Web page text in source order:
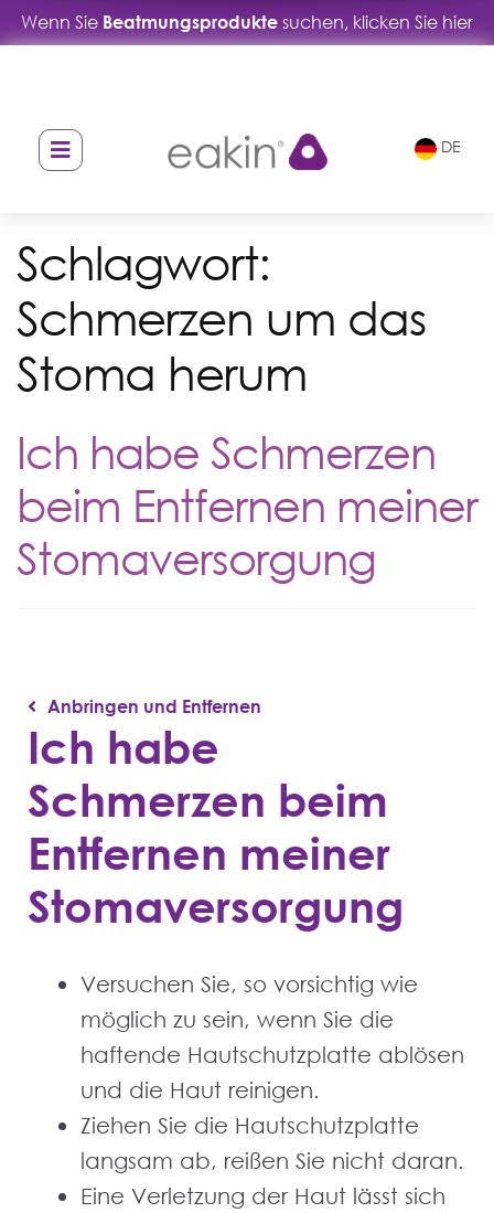
Wenn Sie Beatmungsprodukte suchen, klicken Sie hier
DE
Schlagwort:
Schmerzen um das
Stoma herum
Ich habe Schmerzen
beim Entfernen meiner
Stomaversorgung
Anbringen und Entfernen
Ich habe
Schmerzen beim
Entfernen meiner
Stomaversorgung
Versuchen Sie, so vorsichtig wie
möglich zu sein, wenn Sie die
haftende Hautschutzplatte ablösen
und die Haut reinigen.
Ziehen Sie die Hautschutzplatte
langsam ab, reißen Sie nicht daran.
Eine Verletzung der Haut lässt sich